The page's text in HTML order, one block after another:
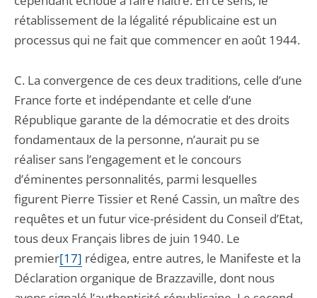
rétablissement de la légalité républicaine est un
processus qui ne fait que commencer en août 1944.
C. La convergence de ces deux traditions, celle d’une
France forte et indépendante et celle d’une
République garante de la démocratie et des droits
fondamentaux de la personne, n’aurait pu se
réaliser sans l’engagement et le concours
d’éminentes personnalités, parmi lesquelles
figurent Pierre Tissier et René Cassin, un maître des
requêtes et un futur vice-président du Conseil d’Etat,
tous deux Français libres de juin 1940. Le
premier[17] rédigea, entre autres, le Manifeste et la
Déclaration organique de Brazzaville, dont nous